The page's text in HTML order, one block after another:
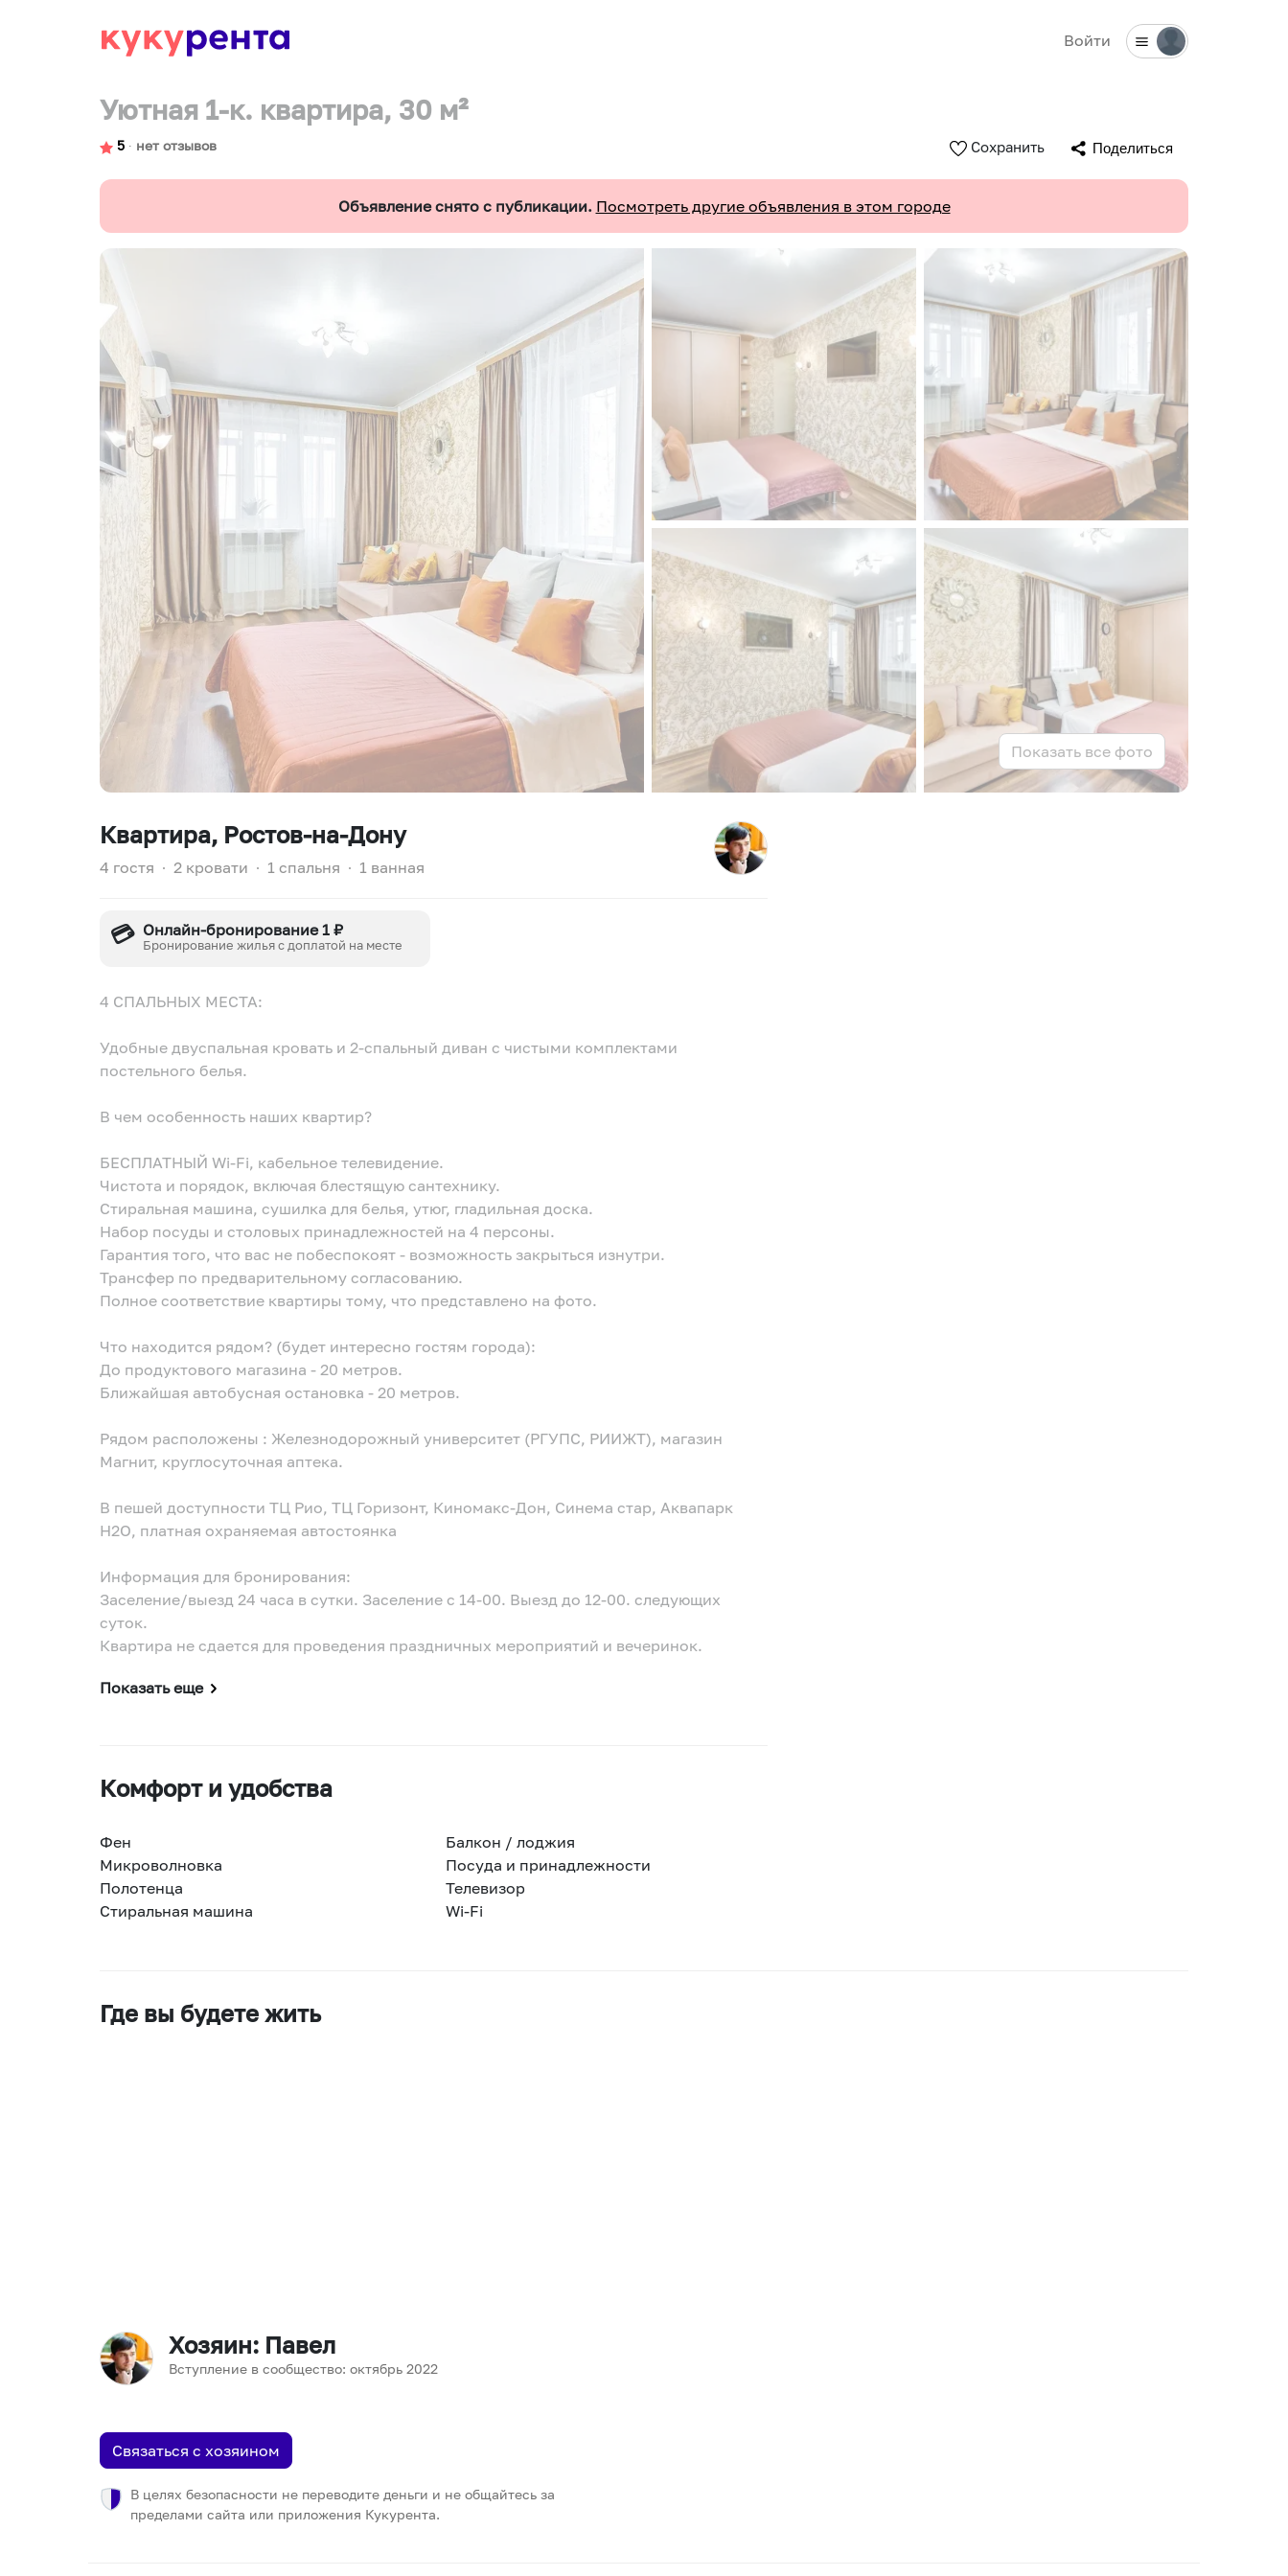
Войти
Уютная 1-к. квартира, 30 м²
5 ∙ нет отзывов Сохранить Поделиться
Объявление снято с публикации. Посмотреть другие объявления в этом городе
Показать все фото
Квартира, Ростов-на-Дону
4 гостя ∙ 2 кровати ∙ 1 спальня ∙ 1 ванная
💳 Онлайн-бронирование 1 ₽
Бронирование жилья с доплатой на месте
4 СПАЛЬНЫХ МЕСТА:
Удобные двуспальная кровать и 2-спальный диван с чистыми комплектами
постельного белья.
В чем особенность наших квартир?
БЕСПЛАТНЫЙ Wi-Fi, кабельное телевидение.
Чистота и порядок, включая блестящую сантехнику.
Стиральная машина, сушилка для белья, утюг, гладильная доска.
Набор посуды и столовых принадлежностей на 4 персоны.
Гарантия того, что вас не побеспокоят - возможность закрыться изнутри.
Трансфер по предварительному согласованию.
Полное соответствие квартиры тому, что представлено на фото.
Что находится рядом? (будет интересно гостям города):
До продуктового магазина - 20 метров.
Ближайшая автобусная остановка - 20 метров.
Рядом расположены : Железнодорожный университет (РГУПС, РИИЖТ), магазин
Магнит, круглосуточная аптека.
В пешей доступности ТЦ Рио, ТЦ Горизонт, Киномакс-Дон, Синема стар, Аквапарк
H2O, платная охраняемая автостоянка
Информация для бронирования:
Заселение/выезд 24 часа в сутки. Заселение с 14-00. Выезд до 12-00. следующих
суток.
Квартира не сдается для проведения праздничных мероприятий и вечеринок.
Показать еще
Комфорт и удобства
Фен
Балкон / лоджия
Микроволновка
Посуда и принадлежности
Полотенца
Телевизор
Стиральная машина
Wi-Fi
Где вы будете жить
Хозяин: Павел
Вступление в сообщество: октябрь 2022
Связаться с хозяином
В целях безопасности не переводите деньги и не общайтесь за
пределами сайта или приложения Кукурента.